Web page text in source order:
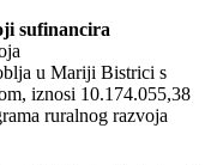
sufinancira
u Mariji Bistrici s
iznosi 10.174.055,38
ruralnog razvoja